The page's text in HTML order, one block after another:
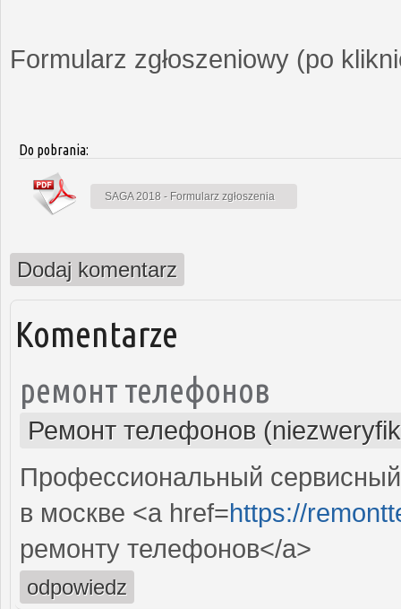
Formularz zgłoszeniowy (po
Do pobrania:
SAGA 2018 - Formularz zgłoszenia
Dodaj komentarz
Komentarze
ремонт телефонов
Ремонт телефонов
Профессиональный
в москве <a href=https://
ремонту телефонов</a>
odpowiedz